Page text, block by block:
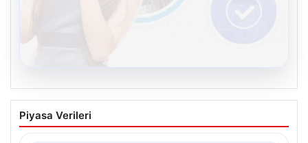
Kelebek chat adresi İle Sanal İletişimin
Güvenli Adresi Ve Chat Deneyimi
Piyasa Verileri